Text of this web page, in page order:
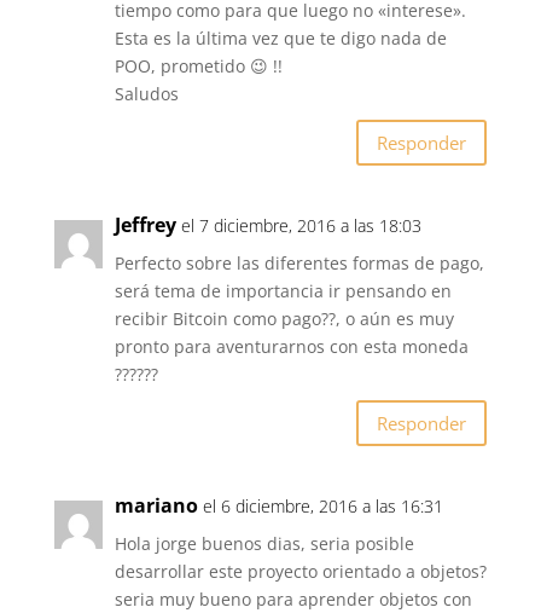
tiempo como para que luego no «interese».
Esta es la última vez que te digo nada de
POO, prometido 😉 !!
Saludos
Responder
Jeffrey el 7 diciembre, 2016 a las 18:03
Perfecto sobre las diferentes formas de pago,
será tema de importancia ir pensando en
recibir Bitcoin como pago??, o aún es muy
pronto para aventurarnos con esta moneda
??????
Responder
mariano el 6 diciembre, 2016 a las 16:31
Hola jorge buenos dias, seria posible
desarrollar este proyecto orientado a objetos?
seria muy bueno para aprender objetos con